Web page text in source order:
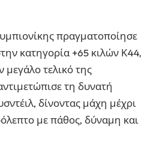
πραγματοποίησε
κατηγορία +65 κιλών Κ44,
μεγάλο τελικό της
τη δυνατή
, δίνοντας μάχη μέχρι
με πάθος, δύναμη και